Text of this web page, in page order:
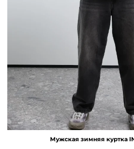
Мужская зимняя куртка